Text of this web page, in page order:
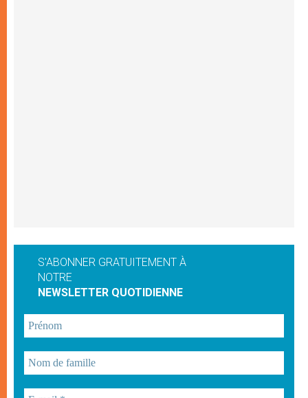
S'ABONNER GRATUITEMENT À
NOTRE
NEWSLETTER QUOTIDIENNE